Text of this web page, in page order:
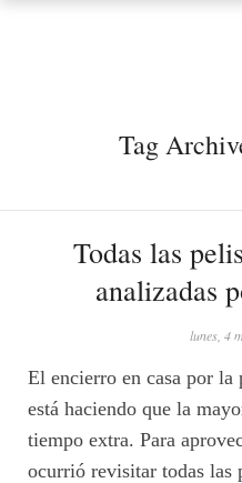
Tag
Todas las
analizadas
lunes, 4
El encierro en casa por la
está haciendo que la
tiempo extra. Para
ocurrió revisitar todas las